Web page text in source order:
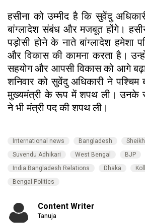
हसीना को उम्मीद है कि सुवेंदु
बांग्लादेश संबंध और मजबूत होंगे।
पड़ोसी होने के नाते बांग्लादेश हमेशा
और विकास की कामना करता है।
सहयोग और आपसी विकास को आगे
शनिवार को सुवेंदु अधिकारी ने
मुख्यमंत्री के रूप में शपथ ली। उनके
ने भी मंत्री पद की शपथ ली।
International news Bangladesh
Suvendu Adhikari
West Bengal
BJP
India Bangladesh Relations
Dhaka
Bengal Politics
Content Writer
Tanuja